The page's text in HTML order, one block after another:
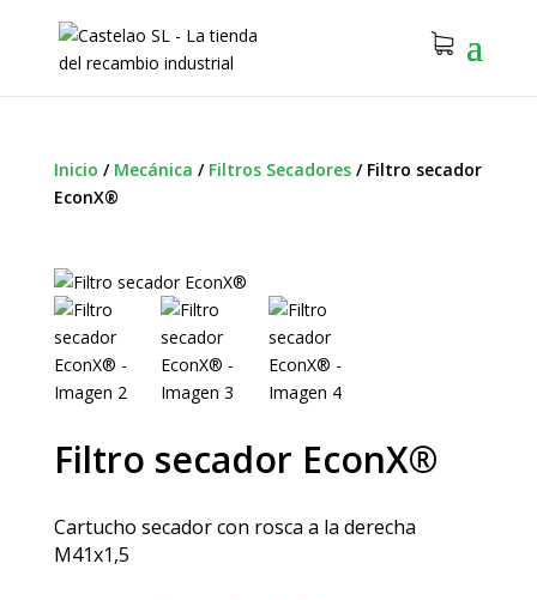
Inicio / Mecánica / Filtros Secadores/ Filtro secador
EconX®
Filtro secador EconX®
Cartucho secador con rosca a la derecha
M41x1,5